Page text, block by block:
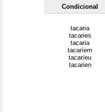
Condicional
tacaria
tacaries
tacaria
tacaríem
tacaríeu
tacarien